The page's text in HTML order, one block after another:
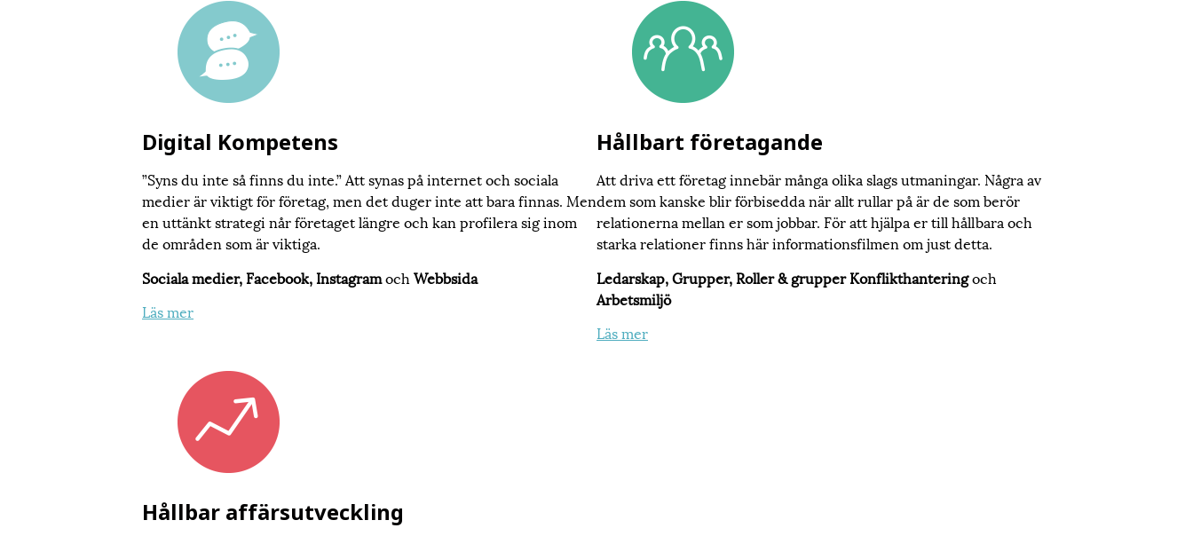
Digital Kompetens
”Syns du inte så finns du inte.” Att synas på internet och sociala
medier är viktigt för företag, men det duger inte att bara finnas. Men
en uttänkt strategi når företaget längre och kan profilera sig inom
de områden som är viktiga.
Sociala medier, Facebook, Instagramoch Webbsida
Läs mer
Hållbart företagande
Att driva ett företag innebär många olika slags utmaningar. Några av
dem som kanske blir förbisedda när allt rullar på är de som berör
relationerna mellan er som jobbar. För att hjälpa er till hållbara och
starka relationer finns här informationsfilmen om just detta.
Ledarskap, Grupper, Roller & grupper Konflikthanteringoch
Arbetsmiljö
Läs mer
Hållbar affärsutveckling